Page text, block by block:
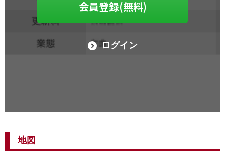
会員登録(無料)
ログイン
地図